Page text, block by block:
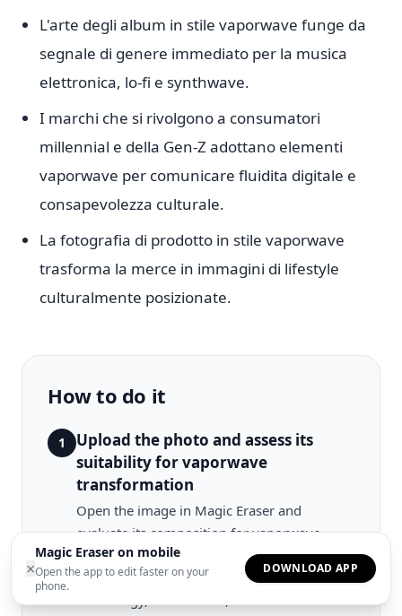
×
Magic Eraser on mobile
Open the app to edit faster on your
phone.
DOWNLOAD APP
L'arte degli album in stile vaporwave funge da
segnale di genere immediato per la musica
elettronica, lo-fi e synthwave.
I marchi che si rivolgono a consumatori
millennial e della Gen-Z adottano elementi
vaporwave per comunicare fluidita digitale e
consapevolezza culturale.
La fotografia di prodotto in stile vaporwave
trasforma la merce in immagini di lifestyle
culturalmente posizionate.
How to do it
1
Upload the photo and assess its
suitability for vaporwave
transformation
Open the image in Magic Eraser and
evaluate its composition for vaporwave
stylization. The aesthetic works best with
subjects that evoke consumer culture,
technology, architecture, or urban